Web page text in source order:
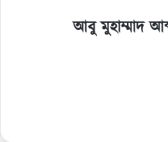
আবু মুহাম্মাদ